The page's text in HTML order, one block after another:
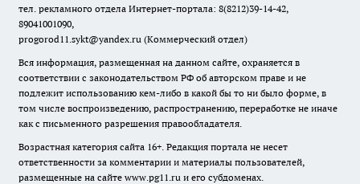
тел. рекламного отдела Интернет-портала: 8(8212)39-14-42,
89041001090,
progorod11.sykt@yandex.ru (Коммерческий отдел)
Вся информация, размещенная на данном сайте, охраняется в
соответствии с законодательством РФ об авторском праве и не
подлежит использованию кем-либо в какой бы то ни было форме, в
том числе воспроизведению, распространению, переработке не иначе
как с письменного разрешения правообладателя.
Возрастная категория сайта 16+. Редакция портала не несет
ответственности за комментарии и материалы пользователей,
размещенные на сайте www.pg11.ru и его субдоменах.